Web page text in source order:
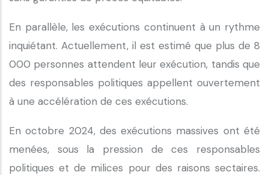
En parallèle, les exécutions continuent à un rythme
inquiétant. Actuellement, il est estimé que plus de 8
000 personnes attendent leur exécution, tandis que
des responsables politiques appellent ouvertement
à une accélération de ces exécutions.
En octobre 2024, des exécutions massives ont été
menées, sous la pression de ces responsables
politiques et de milices pour des raisons sectaires.